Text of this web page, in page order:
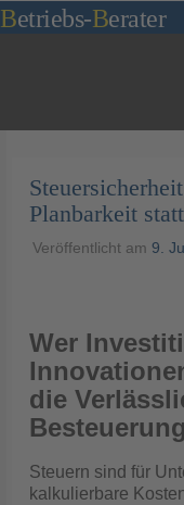
Zum
Inhalt
Betriebs-Berater
Planbarkeit
Veröffentlicht am 9.
Wer
die
Steuern sind für
kalkulierbare